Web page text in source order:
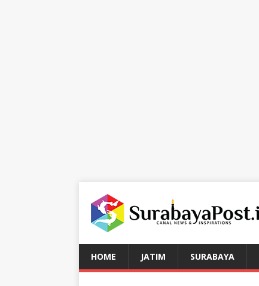
HOME JATIM SURABAYA